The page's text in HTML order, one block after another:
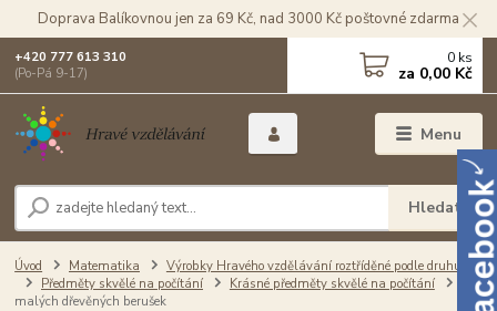
Doprava Balíkovnou jen za 69 Kč, nad 3000 Kč poštovné zdarma
Menu
Hledat
+420 777 613 310
(Po-Pá 9-17)
0 ks
za 0,00 Kč
Úvod Matematika
Výrobky Hravého vzdělávání roztříděné podle druhu
Předměty skvělé na počítání
Krásné předměty skvělé na počítání
60
malých dřevěných berušek